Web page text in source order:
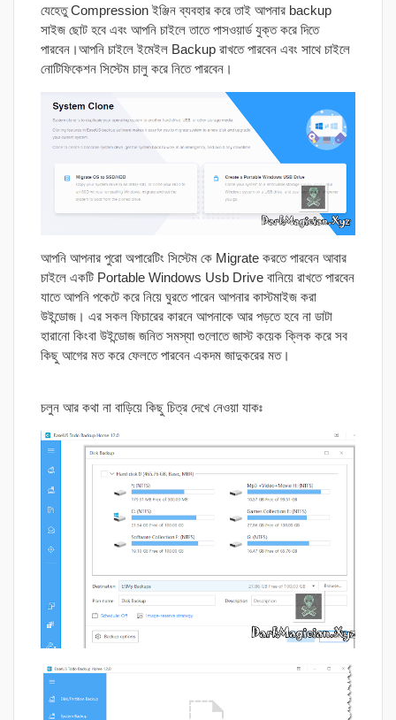
যেহেতু Compression ইঞ্জিন ব্যবহার করে তাই আপনার backup
সাইজ ছোট হবে এবং আপনি চাইলে তাতে পাসওয়ার্ড যুক্ত করে দিতে
পারবেন।আপনি চাইলে ইমেইল Backup রাখতে পারবেন এবং সাথে চাইলে
নোটিফিকেশন সিস্টেম চালু করে নিতে পারবেন।
আপনি আপনার পুরো অপারেটিং সিস্টেম কে Migrate করতে পারবেন আবার
চাইলে একটি Portable Windows Usb Drive বানিয়ে রাখতে পারবেন
যাতে আপনি পকেটে করে নিয়ে ঘুরতে পারেন আপনার কাস্টমাইজ করা
উইন্ডোজ। এর সকল ফিচারের কারনে আপনাকে আর পড়তে হবে না ডাটা
হারানো কিংবা উইন্ডোজ জনিত সমস্যা গুলোতে জাস্ট কয়েক ক্লিক করে সব
কিছু আগের মত করে ফেলতে পারবেন একদম জাদুকরের মত।
চলুন আর কথা না বাড়িয়ে কিছু চিত্র দেখে নেওয়া যাকঃ